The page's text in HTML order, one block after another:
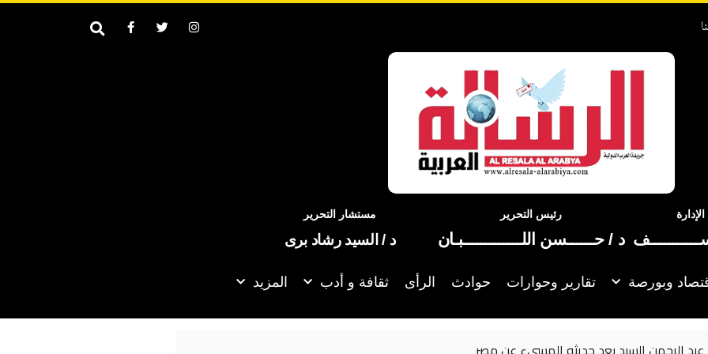
رئيس التحرير
د / حــــــسن اللـــــــــــــبـان
مستشار التحرير
د / السيد رشاد برى
وبورصة تقارير وحوارات حوادث الرأى ثقافة و أدب المزيد